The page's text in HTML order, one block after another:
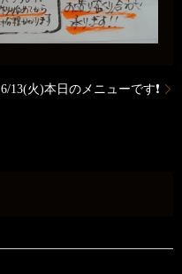
6/13(火)本日のメニューです❗